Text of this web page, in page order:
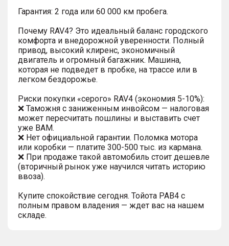
Гарантия: 2 года или 60 000 км пробега.
Почему RAV4? Это идеальный баланс городского
комфорта и внедорожной уверенности. Полный
привод, высокий клиренс, экономичный
двигатель и огромный багажник. Машина,
которая не подведет в пробке, на трассе или в
легком бездорожье.
Риски покупки «серого» RAV4 (экономия 5-10%):
❌ Таможня с заниженным инвойсом — налоговая
может пересчитать пошлины и выставить счет
уже ВАМ.
❌ Нет официальной гарантии. Поломка мотора
или коробки — платите 300-500 тыс. из кармана.
❌ При продаже такой автомобиль стоит дешевле
(вторичный рынок уже научился читать историю
ввоза).
Купите спокойствие сегодня. Тойота РАВ4 с
полным правом владения — ждет вас на нашем
складе.